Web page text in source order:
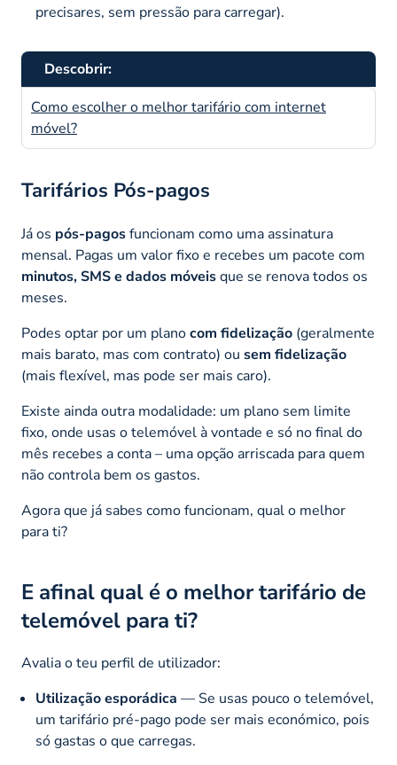
precisares, sem pressão para carregar).
Descobrir:
Como escolher o melhor tarifário com internet
móvel?
Tarifários Pós-pagos
Já os pós-pagosfuncionam como uma assinatura
mensal. Pagas um valor fixo e recebes um pacote com
minutos, SMS e dados móveisque se renova todos os
meses.
Podes optar por um planocom fidelização (geralmente
mais barato, mas com contrato) ou sem fidelização
(mais flexível, mas pode ser mais caro).
Existe ainda outra modalidade: um plano sem limite
fixo, onde usas o telemóvel à vontade e só no final do
mês recebes a conta – uma opção arriscada para quem
não controla bem os gastos.
Agora que já sabes como funcionam, qual o melhor
para ti?
E afinal qual é o melhor tarifário de
telemóvel para ti?
Avalia o teu perfil de utilizador:
Utilização esporádica — Se usas pouco o telemóvel,
um tarifário pré-pago pode ser mais económico, pois
só gastas o que carregas.